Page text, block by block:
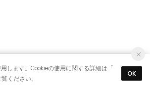
します。Cookieの使用に関する詳細は「
ください。
OK